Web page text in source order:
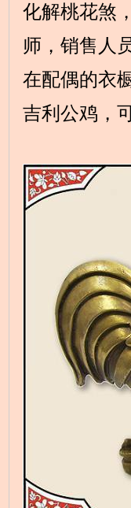
化解桃花煞
师，销售人
在配偶的衣
吉利公鸡，